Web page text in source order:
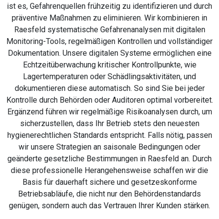
ist es, Gefahrenquellen frühzeitig zu identifizieren und durch
präventive Maßnahmen zu eliminieren. Wir kombinieren in
Raesfeld systematische Gefahrenanalysen mit digitalen
Monitoring-Tools, regelmäßigen Kontrollen und vollständiger
Dokumentation. Unsere digitalen Systeme ermöglichen eine
Echtzeitüberwachung kritischer Kontrollpunkte, wie
Lagertemperaturen oder Schädlingsaktivitäten, und
dokumentieren diese automatisch. So sind Sie bei jeder
Kontrolle durch Behörden oder Auditoren optimal vorbereitet.
Ergänzend führen wir regelmäßige Risikoanalysen durch, um
sicherzustellen, dass Ihr Betrieb stets den neuesten
hygienerechtlichen Standards entspricht. Falls nötig, passen
wir unsere Strategien an saisonale Bedingungen oder
geänderte gesetzliche Bestimmungen in Raesfeld an. Durch
diese professionelle Herangehensweise schaffen wir die
Basis für dauerhaft sichere und gesetzeskonforme
Betriebsabläufe, die nicht nur den Behördenstandards
genügen, sondern auch das Vertrauen Ihrer Kunden stärken.